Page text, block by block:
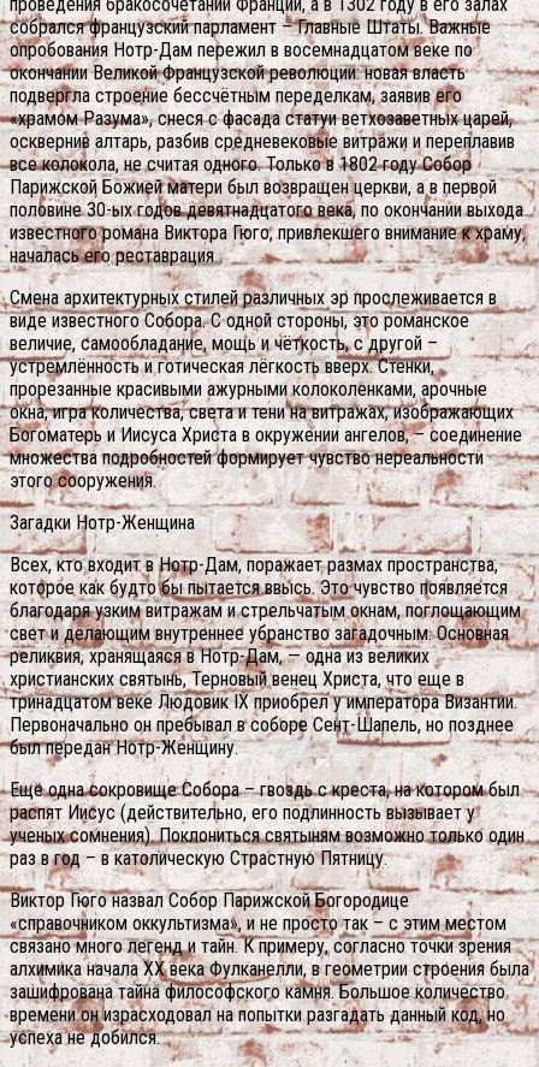
проведения бракосочетаний Франции, а в 1302 году в его залах
собрался французский парламент – Главные Штаты. Важные
опробования Нотр-Дам пережил в восемнадцатом веке по
окончании Великой Французской революции: новая власть
подвергла строение бессчётным переделкам, заявив его
«храмом Разума», снеся с фасада статуи ветхозаветных царей,
осквернив алтарь, разбив средневековые витражи и переплавив
все колокола, не считая одного. Только в 1802 году Собор
Парижской Божией матери был возвращен церкви, а в первой
половине 30-ых годов девятнадцатого века, по окончании выхода
известного романа Виктора Гюго, привлекшего внимание к храму,
началась его реставрация.
Смена архитектурных стилей различных эр прослеживается в
виде известного Собора. С одной стороны, это романское
величие, самообладание, мощь и чёткость, с другой –
устремлённость и готическая лёгкость вверх. Стенки,
прорезанные красивыми ажурными колоколенками, арочные
окна, игра количества, света и тени на витражах, изображающих
Богоматерь и Иисуса Христа в окружении ангелов, – соединение
множества подробностей формирует чувство нереальности
этого сооружения.
Загадки Нотр-Женщина
Всех, кто входит в Нотр-Дам, поражает размах пространства,
которое как будто бы пытается ввысь. Это чувство появляется
благодаря узким витражам и стрельчатым окнам, поглощающим
свет и делающим внутреннее убранство загадочным. Основная
реликвия, хранящаяся в Нотр-Дам, — одна из великих
христианских святынь, Терновый венец Христа, что еще в
тринадцатом веке Людовик IX приобрел у императора Византии.
Первоначально он пребывал в соборе Сент-Шапель, но позднее
был передан Нотр-Женщину.
Еще одна сокровище Собора – гвоздь с креста, на котором был
распят Иисус (действительно, его подлинность вызывает у
ученых сомнения). Поклониться святыням возможно только один
раз в год – в католическую Страстную Пятницу.
Виктор Гюго назвал Собор Парижской Богородице
«справочником оккультизма», и не просто так – с этим местом
связано много легенд и тайн. К примеру, согласно точки зрения
алхимика начала XX века Фулканелли, в геометрии строения была
зашифрована тайна философского камня. Большое количество
времени он израсходовал на попытки разгадать данный код, но
успеха не добился.